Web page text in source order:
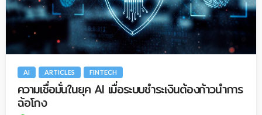
AI ARTICLES FINTECH
ความเชื่อมั่นในยุค AI เมื่อระบบชำระเงินต้องก้าวนำการ
ฉ้อโกง